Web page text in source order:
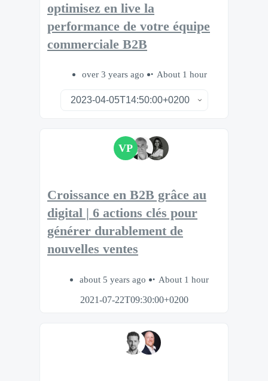
optimisez en live la
performance de votre équipe
commerciale B2B
over 3 years ago About 1 hour
VP
Croissance en B2B grâce au
digital | 6 actions clés pour
générer durablement de
nouvelles ventes
about 5 years ago
About 1 hour
2021-07-22T09:30:00+0200